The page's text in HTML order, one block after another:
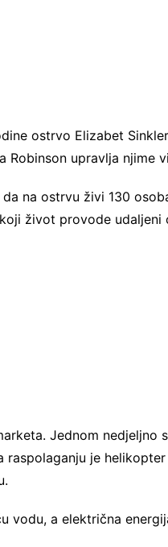
ostrvo Elizabet
Robinson upravlja njime
na ostrvu živi 130
život provode
Jednom nedjeljno
je
vodu, a električna